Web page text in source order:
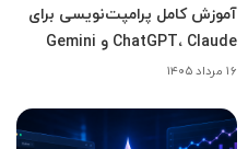
آموزش کامل پرامپت‌نویسی برای
ChatGPT، Claude و Gemini
۱۶ مرداد ۱۴۰۵